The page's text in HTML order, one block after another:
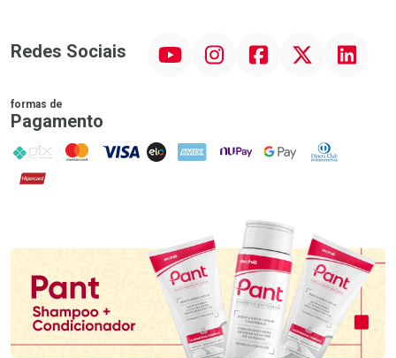
Redes Sociais InstagramFacebook Linkedin
formas de
Pagamento
PIX MasterCard
VISA ELO AMEX NuPay Google PayDiners Club
Hipercard
Promoção em Destaque